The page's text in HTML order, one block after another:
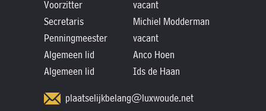
Voorzitter
vacant
Secretaris
Michiel Modderman
Penningmeester
vacant
Algemeen lid
Anco Hoen
Algemeen lid
Ids de Haan
plaatselijkbelang@luxwoude.net